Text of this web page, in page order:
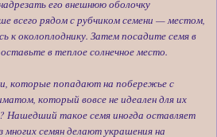
его внешнюю оболочку
всего рядом с рубчиком семени — местом,
к околоплоднику. Затем посадите семя в
в теплое солнечное место.
которые попадают на побережье с
который вовсе не идеален для их
Нашедший такое семя иногда оставляет
многих семян делают украшения на